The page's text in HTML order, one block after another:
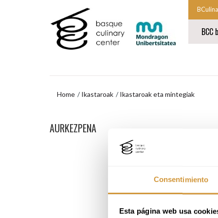
Consentimiento
Esta página web usa
nagusia
hasten
BCC
Home Ikastaroak Ikastaroak eta mintegiak
menura
AURKEZPENA